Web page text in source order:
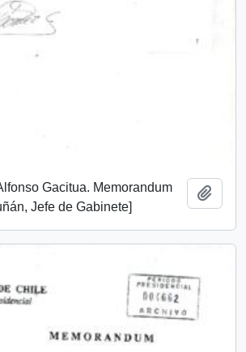
Gacitua. Memorandum
Jefe de Gabinete]